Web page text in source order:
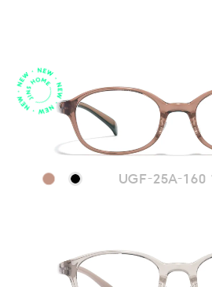
UGF-25A-160